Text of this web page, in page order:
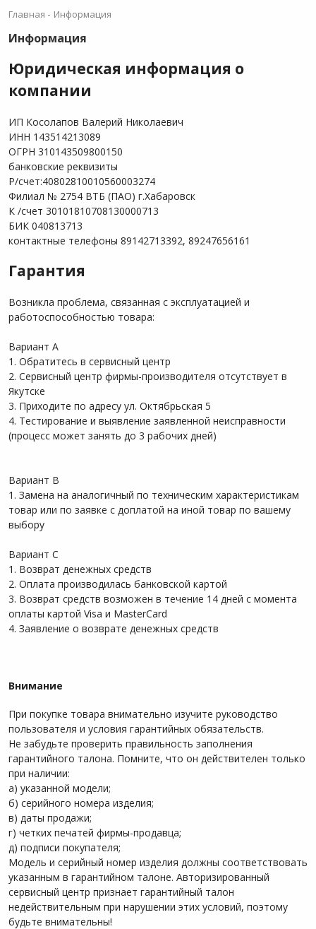
Главная - Информация
Информация
Юридическая информация о
компании
ИП Косолапов Валерий Николаевич
ИНН 143514213089
ОГРН 310143509800150
банковские реквизиты
Р/счет:40802810010560003274
Филиал № 2754 ВТБ (ПАО) г.Хабаровск
К /счет 30101810708130000713
БИК 040813713
контактные телефоны 89142713392, 89247656161
Гарантия
Возникла проблема, связанная с эксплуатацией и
работоспособностью товара:
Вариант A
1. Обратитесь в сервисный центр
2. Сервисный центр фирмы-производителя отсутствует в
Якутске
3. Приходите по адресу ул. Октябрьская 5
4. Тестирование и выявление заявленной неисправности
(процесс может занять до 3 рабочих дней)
Вариант B
1. Замена на аналогичный по техническим характеристикам
товар или по заявке с доплатой на иной товар по вашему
выбору
Вариант C
1. Возврат денежных средств
2. Оплата производилась банковской картой
3. Возврат средств возможен в течение 14 дней с момента
оплаты картой Visa и MasterCard
4. Заявление о возврате денежных средств
Внимание
При покупке товара внимательно изучите руководство
пользователя и условия гарантийных обязательств.
Не забудьте проверить правильность заполнения
гарантийного талона. Помните, что он действителен только
при наличии:
а) указанной модели;
б) серийного номера изделия;
в) даты продажи;
г) четких печатей фирмы-продавца;
д) подписи покупателя;
Модель и серийный номер изделия должны соответствовать
указанным в гарантийном талоне. Авторизированный
сервисный центр признает гарантийный талон
недействительным при нарушении этих условий, поэтому
будьте внимательны!